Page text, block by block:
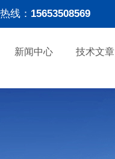
线： 15653508569
新闻中心 技术文章